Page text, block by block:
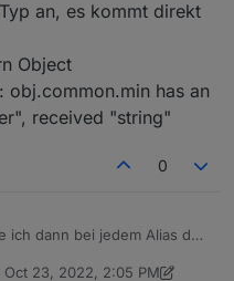
an, es kommt direkt
Object
obj.common.min has an
received "string"
0
ich dann bei jedem Alias den
den Alias
hier
Oct 23, 2022, 2:05 PM